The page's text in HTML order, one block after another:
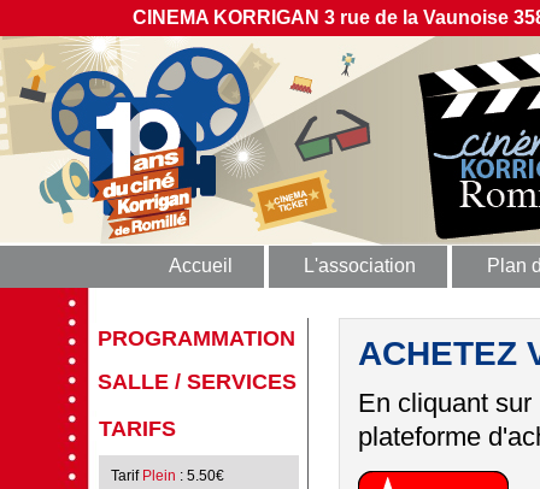
CINEMA KORRIGAN 3 rue de la Vaunoise
Accueil L'association Plan
PROGRAMMATION
SALLE / SERVICES
TARIFS
Tarif Plein : 5.50€
ACHETEZ
En cliquant
plateforme